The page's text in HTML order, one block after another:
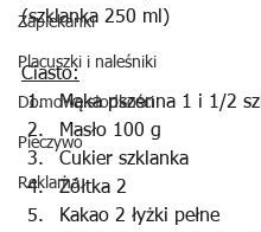
Zapiekanki
Placuszki i naleśniki
Domowe słodkości
Pieczywo
Reklama
(szklanka 250 ml)
Ciasto:
Mąka pszenna 1 i 1/2
Masło 100 g
Cukier szklanka
Żółtka 2
Kakao 2 łyżki pełne